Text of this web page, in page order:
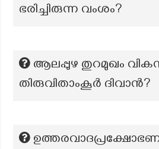
ഭരിച്ചിരുന്ന വംശം?
ആലപ്പുഴ തുറമുഖം
തിരുവിതാംകൂർ ദിവാൻ?